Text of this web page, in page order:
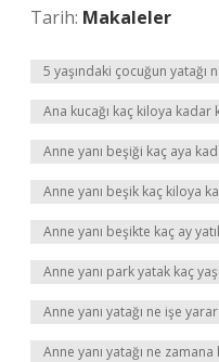
Tarih: Makaleler
5 yaşındaki çocuğun yatağı
Ana kucağı kaç kiloya kadar
Anne yanı beşiği kaç aya
Anne yanı beşik kaç kiloya
Anne yanı beşikte kaç ay
Anne yanı park yatak kaç
Anne yanı yatağı ne işe yarar
Anne yanı yatağı ne zamana